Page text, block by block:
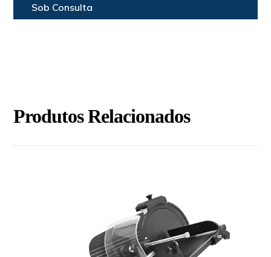
Sob Consulta
Produtos Relacionados